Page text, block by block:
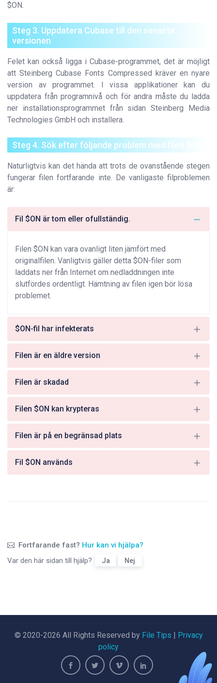
$ON.
Steg 3. Uppdatera Cubase till den senaste
versionen
Felet kan också ligga i Cubase-programmet, det är möjligt
att Steinberg Cubase Fonts Compressed kräver en nyare
version av programmet. I vissa applikationer kan du
uppdatera från programnivå och för andra måste du ladda
ner installationsprogrammet från sidan Steinberg Media
Technologies GmbH och installera.
Steg 4. Sök efter följande problem med filen $ON
Naturligtvis kan det hända att trots de ovanstående stegen
fungerar filen fortfarande inte. De vanligaste filproblemen
är:
Fil $ON är tom eller ofullständig.
Filen $ON kan vara ovanligt liten jämfört med
originalfilen. Vanligtvis gäller detta $ON-filer som
laddats ner från Internet om nedladdningen inte
slutfördes ordentligt. Hämtning av filen igen bör lösa
problemet.
$ON-fil har infekterats
Filen är en äldre version
Filen är skadad
Filen $ON kan krypteras
Filen är på en begränsad plats
Fil $ON används
Fortfarande fast? Hur kan vi hjälpa?
Var den här sidan till hjälp?
Ja Nej
© 2020-2026 All Rights Reserved by File Tips | Privacy
policy